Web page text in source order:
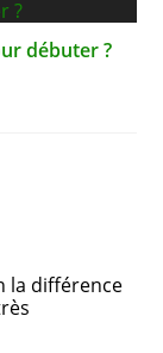
débuter ?
la différence